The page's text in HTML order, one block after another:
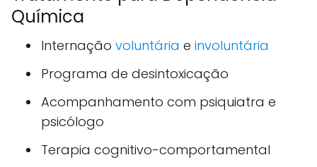
Química
Internação voluntária e involuntária
Programa de desintoxicação
Acompanhamento com psiquiatra e
psicólogo
Terapia cognitivo-comportamental